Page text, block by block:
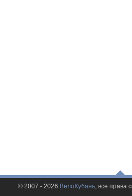
© 2007 - 2026 ВелоКубань, все права